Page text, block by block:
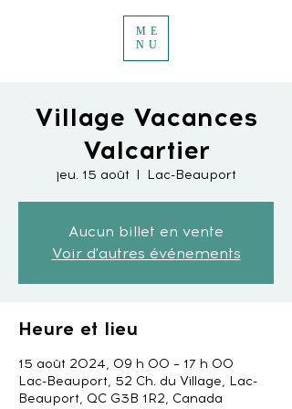
ME
NU
Village Vacances
Valcartier
jeu. 15 août
  |
Lac-Beauport
Aucun billet en vente
Voir d'autres événements
Heure et lieu
15 août 2024, 09 h 00 – 17 h 00
Lac-Beauport, 52 Ch. du Village, Lac-
Beauport, QC G3B 1R2, Canada